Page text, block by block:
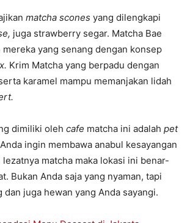
matcha scones yang dilengkapi
juga strawberry segar. Matcha Bae
mereka yang senang dengan konsep
Krim Matcha yang berpadu dengan
karamel mampu memanjakan lidah
dimiliki oleh cafe matcha ini adalah pet
ingin membawa anabul kesayangan
matcha maka lokasi ini benar-
Bukan Anda saja yang nyaman, tapi
dan juga hewan yang Anda sayangi.